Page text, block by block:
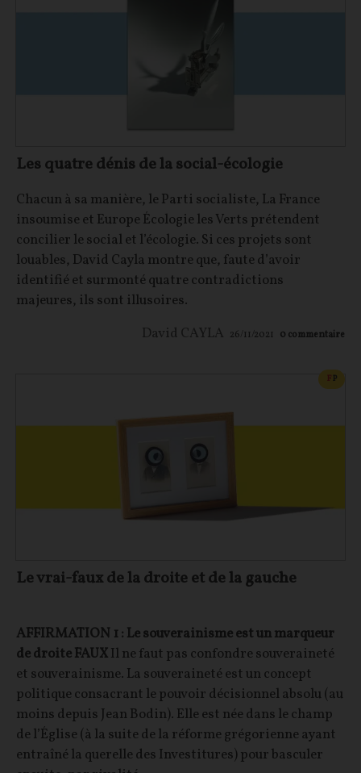
Les quatre dénis de la social-écologie
Chacun à sa manière, le Parti socialiste, La France
insoumise et Europe Écologie les Verts prétendent
concilier le social et l’écologie. Si ces projets sont
louables, David Cayla montre que, faute d’avoir
identifié et surmonté quatre contradictions
majeures, ils sont illusoires.
David CAYLA 26/11/2021 0 commentaire
FP
Le vrai-faux de la droite et de la gauche
AFFIRMATION 1 : Le souverainisme est un marqueur
de droiteFAUXIl ne faut pas confondre souveraineté
et souverainisme. La souveraineté est un concept
politique consacrant le pouvoir décisionnel absolu (au
moins depuis Jean Bodin). Elle est née dans le champ
de l’Église (à la suite de la réforme grégorienne ayant
entraîné la querelle des Investitures) pour basculer